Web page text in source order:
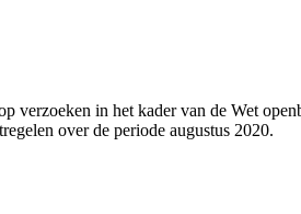
in het kader van de Wet
over de periode augustus 2020.